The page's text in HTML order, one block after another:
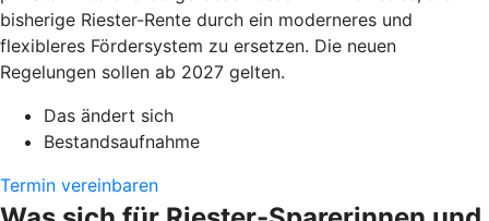
bisherige Riester-Rente durch ein moderneres und
flexibleres Fördersystem zu ersetzen. Die neuen
Regelungen sollen ab 2027 gelten.
Das ändert sich
Bestandsaufnahme
Termin vereinbaren